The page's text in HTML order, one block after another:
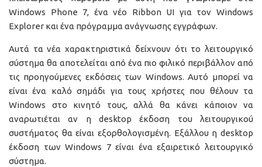
Windows Phone 7, ένα νέο Ribbon UI για τον Windows
Explorer και ένα πρόγραμμα ανάγνωσης εγγράφων.
Αυτά τα νέα χαρακτηριστικά δείχνουν ότι το λειτουργικό
σύστημα θα αποτελείται από ένα πιο φιλικό περιβάλλον από
τις προηγούμενες εκδόσεις των Windows. Αυτό μπορεί να
είναι ένα καλό σημάδι για τους χρήστες που θέλουν τα
Windows στο κινητό τους, αλλά θα κάνει κάποιον να
αναρωτιέται αν η desktop έκδοση του λειτουργικού
συστήματος θα είναι εξορθολογισμένη. Εξάλλου η desktop
έκδοση των Windows 7 είναι ένα εξαιρετικό λειτουργικό
σύστημα.